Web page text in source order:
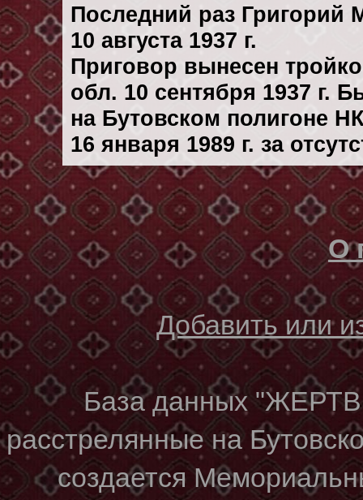
Последний раз Григорий
10 августа 1937 г.
Приговор вынесен
обл. 10 сентября 1937 г.
на Бутовском полигоне
16 января 1989 г. за
О
Добавить или
База данных
расстрелянные на
создается